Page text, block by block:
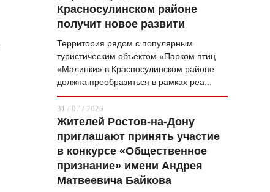
Красносулинском районе
получит новое развити
Территория рядом с популярным
туристическим объектом «Парком птиц
«Малинки» в Красносулинском районе
должна преобразиться в рамках реа...
31 / 07 / 2026
Жителей Ростов-на-Дону
приглашают принять участие
в конкурсе «Общественное
признание» имени Андрея
Матвеевича Байкова